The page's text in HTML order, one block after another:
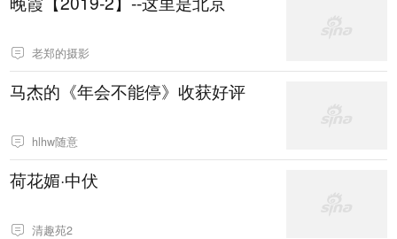
老郑的摄影
马杰的《年会不能停》收获好评
hlhw随意
荷花媚·中伏
清趣苑2